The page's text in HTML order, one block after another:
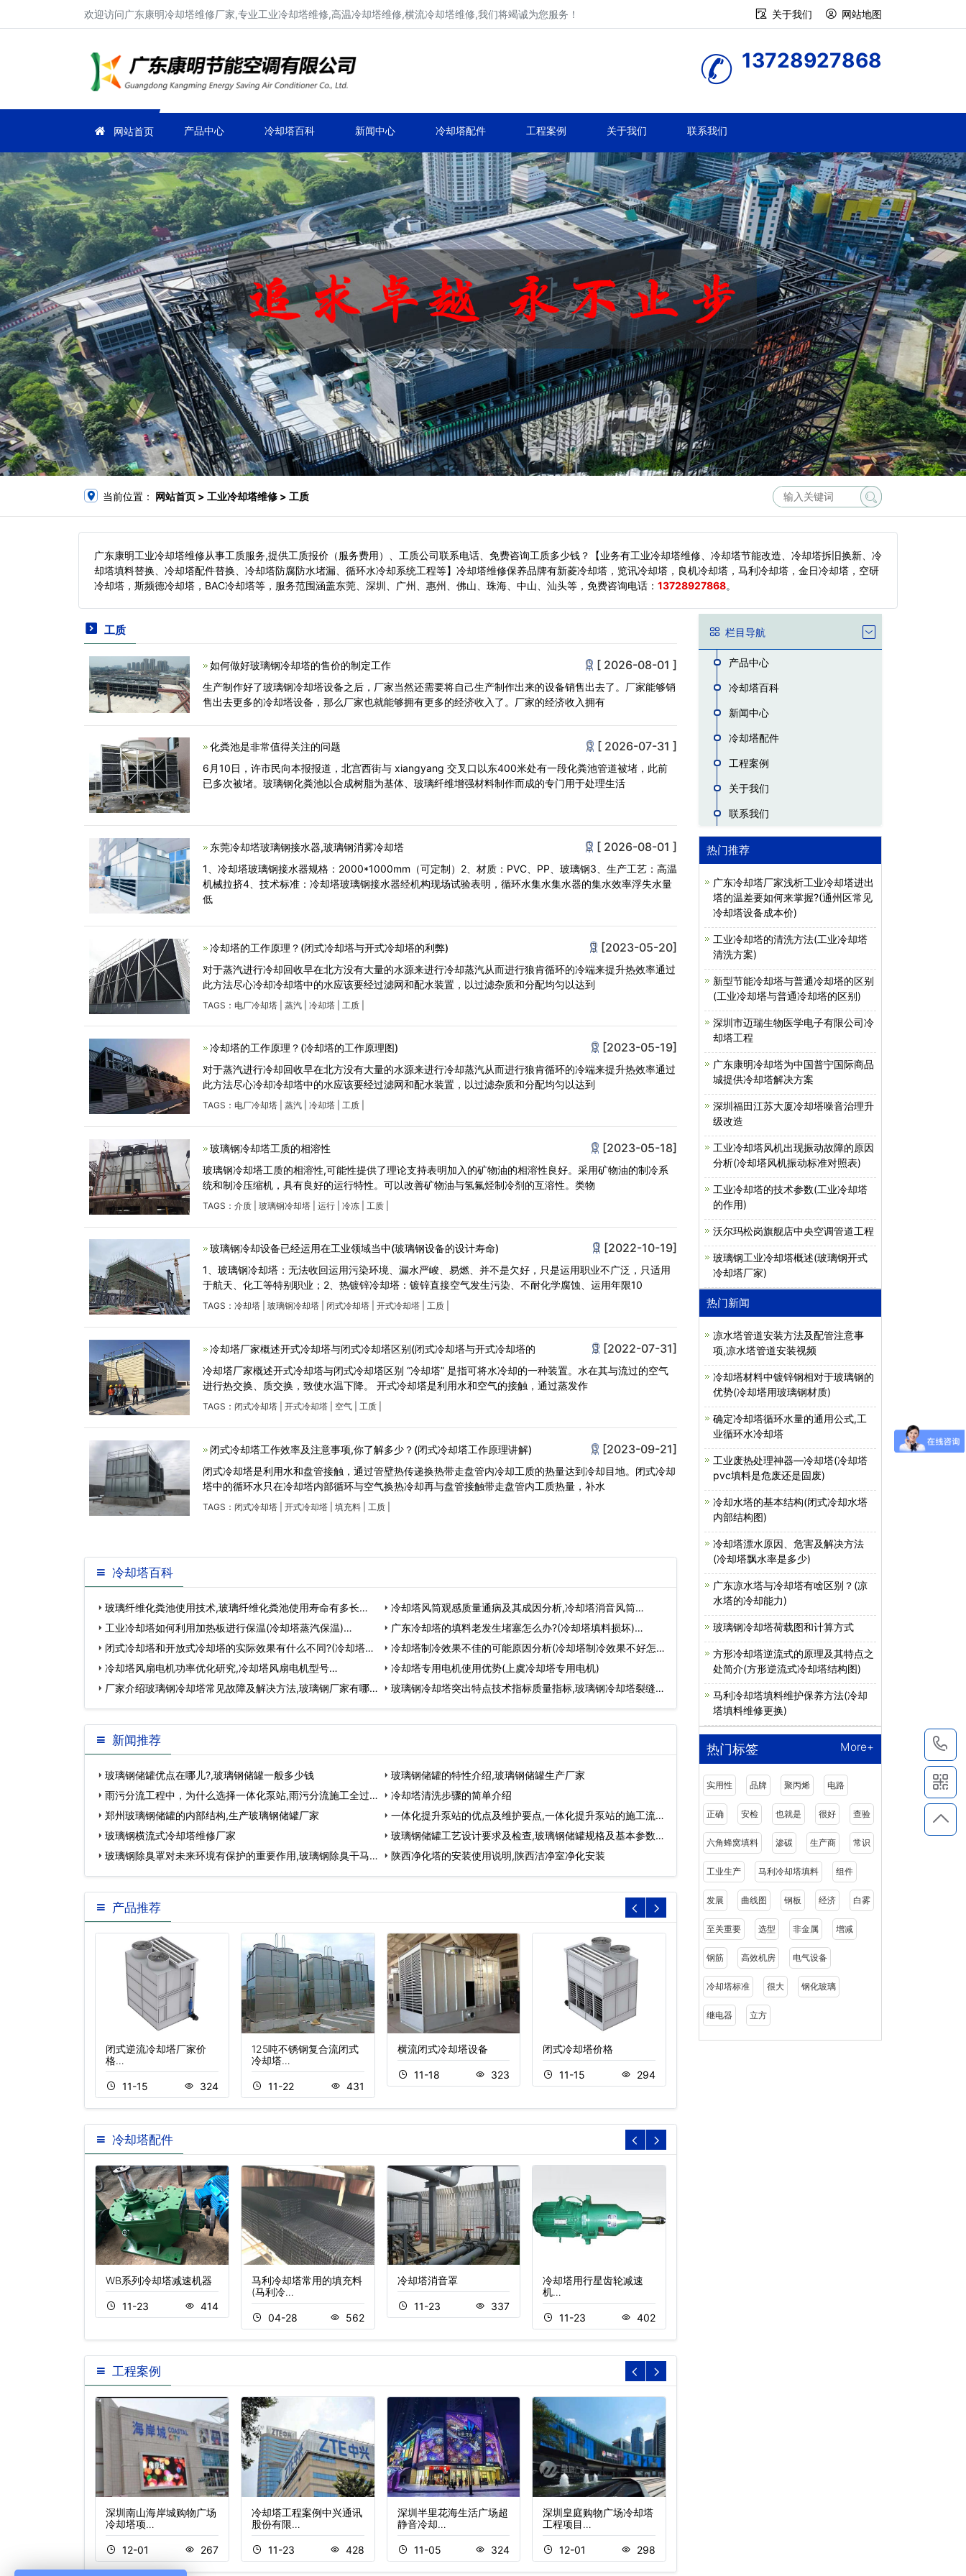
欢迎访问广东康明冷却塔维修厂家,专业工业冷却塔维修,高温冷却塔维修,横流冷却塔维修,我们将竭诚为您服务！ 关于我们 网站地图
13728927868
网站首页 产品中心 冷却塔百科 新闻中心 冷却塔配件 工程案例 关于我们 联系我们
当前位置： 网站首页 > 工业冷却塔维修 > 工质
广东康明工业冷却塔维修从事工质服务,提供工质报价（服务费用）、工质公司联系电话、免费咨询工质多少钱？【业务有工业冷却塔维修、冷却塔节能改造、冷却塔拆旧换新、冷
却塔填料替换、冷却塔配件替换、冷却塔防腐防水堵漏、循环水冷却系统工程等】冷却塔维修保养品牌有新菱冷却塔，览讯冷却塔，良机冷却塔，马利冷却塔，金日冷却塔，空研
冷却塔，斯频德冷却塔，BAC冷却塔等，服务范围涵盖东莞、深圳、广州、惠州、佛山、珠海、中山、汕头等， 免费咨询电话： 13728927868。
工质
如何做好玻璃钢冷却塔的售价的制定工作 [ 2026-08-01 ]
生产制作好了玻璃钢冷却塔设备之后，厂家当然还需要将自己生产制作出来的设备销售出去了。厂家能够销
售出去更多的冷却塔设备，那么厂家也就能够拥有更多的经济收入了。厂家的经济收入拥有
化粪池是非常值得关注的问题 [ 2026-07-31 ]
6月10日，许市民向本报报道，北宫西街与 xiangyang 交叉口以东400米处有一段化粪池管道被堵，此前
已多次被堵。玻璃钢化粪池以合成树脂为基体、玻璃纤维增强材料制作而成的专门用于处理生活
东莞冷却塔玻璃钢接水器,玻璃钢消雾冷却塔 [ 2026-08-01 ]
1、冷却塔玻璃钢接水器规格：2000*1000mm（可定制）2、材质：PVC、PP、玻璃钢3、生产工艺：高温
机械拉挤4、技术标准：冷却塔玻璃钢接水器经机构现场试验表明，循环水集水集水器的集水效率浮失水量
低
冷却塔的工作原理？(闭式冷却塔与开式冷却塔的利弊) [2023-05-20]
对于蒸汽进行冷却回收早在北方没有大量的水源来进行冷却蒸汽从而进行狼肯循环的冷端来提升热效率通过
此方法尽心冷却冷却塔中的水应该要经过滤网和配水装置，以过滤杂质和分配均匀以达到
TAGS： 电厂冷却塔 蒸汽 冷却塔 工质
冷却塔的工作原理？(冷却塔的工作原理图) [2023-05-19]
对于蒸汽进行冷却回收早在北方没有大量的水源来进行冷却蒸汽从而进行狼肯循环的冷端来提升热效率通过
此方法尽心冷却冷却塔中的水应该要经过滤网和配水装置，以过滤杂质和分配均匀以达到
TAGS： 电厂冷却塔 蒸汽 冷却塔 工质
玻璃钢冷却塔工质的相溶性 [2023-05-18]
玻璃钢冷却塔工质的相溶性,可能性提供了理论支持表明加入的矿物油的相溶性良好。采用矿物油的制冷系
统和制冷压缩机，具有良好的运行特性。可以改善矿物油与氢氟烃制冷剂的互溶性。类物
TAGS： 介质 玻璃钢冷却塔 运行 冷冻 工质
玻璃钢冷却设备已经运用在工业领域当中(玻璃钢设备的设计寿命) [2022-10-19]
1、玻璃钢冷却塔：无法收回运用污染环境、漏水严峻、易燃、并不是欠好，只是运用职业不广泛，只适用
于航天、化工等特别职业；2、热镀锌冷却塔：镀锌直接空气发生污染、不耐化学腐蚀、运用年限10
TAGS： 冷却塔 玻璃钢冷却塔 闭式冷却塔 开式冷却塔 工质
冷却塔厂家概述开式冷却塔与闭式冷却塔区别(闭式冷却塔与开式冷却塔的 [2022-07-31]
冷却塔厂家概述开式冷却塔与闭式冷却塔区别 “冷却塔” 是指可将水冷却的一种装置。水在其与流过的空气
进行热交换、质交换，致使水温下降。 开式冷却塔是利用水和空气的接触，通过蒸发作
TAGS： 闭式冷却塔 开式冷却塔 空气 工质
闭式冷却塔工作效率及注意事项,你了解多少？(闭式冷却塔工作原理讲解) [2023-09-21]
闭式冷却塔是利用水和盘管接触，通过管壁热传递换热带走盘管内冷却工质的热量达到冷却目地。闭式冷却
塔中的循环水只在冷却塔内部循环与空气换热冷却再与盘管接触带走盘管内工质热量，补水
TAGS： 闭式冷却塔 开式冷却塔 填充料 工质
冷却塔百科
玻璃纤维化粪池使用技术,玻璃纤维化粪池使用寿命有多长…
冷却塔风筒观感质量通病及其成因分析,冷却塔消音风筒…
工业冷却塔如何利用加热板进行保温(冷却塔蒸汽保温)…
广东冷却塔的填料老发生堵塞怎么办?(冷却塔填料损坏)…
闭式冷却塔和开放式冷却塔的实际效果有什么不同?(冷却塔分
几大类)…
冷却塔制冷效果不佳的可能原因分析(冷却塔制冷效果不好怎么
办)…
冷却塔风扇电机功率优化研究,冷却塔风扇电机型号…
冷却塔专用电机使用优势(上虞冷却塔专用电机)
厂家介绍玻璃钢冷却塔常见故障及解决方法,玻璃钢厂家有哪
些…
玻璃钢冷却塔突出特点技术指标质量指标,玻璃钢冷却塔裂缝修
复…
新闻推荐
玻璃钢储罐优点在哪儿?,玻璃钢储罐一般多少钱
玻璃钢储罐的特性介绍,玻璃钢储罐生产厂家
雨污分流工程中，为什么选择一体化泵站,雨污分流施工全过
程…
冷却塔清洗步骤的简单介绍
郑州玻璃钢储罐的内部结构,生产玻璃钢储罐厂家
一体化提升泵站的优点及维护要点,一体化提升泵站的施工流
程…
玻璃钢横流式冷却塔维修厂家
玻璃钢储罐工艺设计要求及检查,玻璃钢储罐规格及基本参数…
玻璃钢除臭罩对未来环境有保护的重要作用,玻璃钢除臭干马
桶…
陕西净化塔的安装使用说明,陕西洁净室净化安装
产品推荐
闭式逆流冷却塔厂家价
格…
11-15 324
125吨不锈钢复合流闭式
冷却塔…
11-22 431
横流闭式冷却塔设备
11-18 323
闭式冷却塔价格
11-15 294
冷却塔配件
WB系列冷却塔减速机器
11-23 414
马利冷却塔常用的填充料
(马利冷…
04-28 562
冷却塔消音罩
11-23 337
冷却塔用行星齿轮减速
机…
11-23 402
工程案例
深圳南山海岸城购物广场
冷却塔项…
12-01 267
冷却塔工程案例中兴通讯
股份有限…
11-23 428
深圳半里花海生活广场超
静音冷却…
11-05 324
深圳皇庭购物广场冷却塔
工程项目…
12-01 298
栏目导航
产品中心
冷却塔百科
新闻中心
冷却塔配件
工程案例
关于我们
联系我们
热门推荐
广东冷却塔厂家浅析工业冷却塔进出
塔的温差要如何来掌握?(通州区常见
冷却塔设备成本价)
工业冷却塔的清洗方法(工业冷却塔
清洗方案)
新型节能冷却塔与普通冷却塔的区别
(工业冷却塔与普通冷却塔的区别)
深圳市迈瑞生物医学电子有限公司冷
却塔工程
广东康明冷却塔为中国普宁国际商品
城提供冷却塔解决方案
深圳福田江苏大厦冷却塔噪音治理升
级改造
工业冷却塔风机出现振动故障的原因
分析(冷却塔风机振动标准对照表)
工业冷却塔的技术参数(工业冷却塔
的作用)
沃尔玛松岗旗舰店中央空调管道工程
玻璃钢工业冷却塔概述(玻璃钢开式
冷却塔厂家)
热门新闻
凉水塔管道安装方法及配管注意事
项,凉水塔管道安装视频
冷却塔材料中镀锌钢相对于玻璃钢的
优势(冷却塔用玻璃钢材质)
确定冷却塔循环水量的通用公式,工
业循环水冷却塔
工业废热处理神器—冷却塔(冷却塔
pvc填料是危废还是固废)
冷却水塔的基本结构(闭式冷却水塔
内部结构图)
冷却塔漂水原因、危害及解决方法
(冷却塔飘水率是多少)
广东凉水塔与冷却塔有啥区别？(凉
水塔的冷却能力)
玻璃钢冷却塔荷载图和计算方式
方形冷却塔逆流式的原理及其特点之
处简介(方形逆流式冷却塔结构图)
马利冷却塔填料维护保养方法(冷却
塔填料维修更换)
热门标签 More+
实用性 品牌 聚丙烯 电路
正确 安检 也就是 很好 查验
六角蜂窝填料 渗碳 生产商 常识
工业生产 马利冷却塔填料 组件
发展 曲线图 钢板 经济 白雾
至关重要 选型 非金属 增减
钢筋 高效机房 电气设备
冷却塔标准 很大 钢化玻璃
继电器 立方